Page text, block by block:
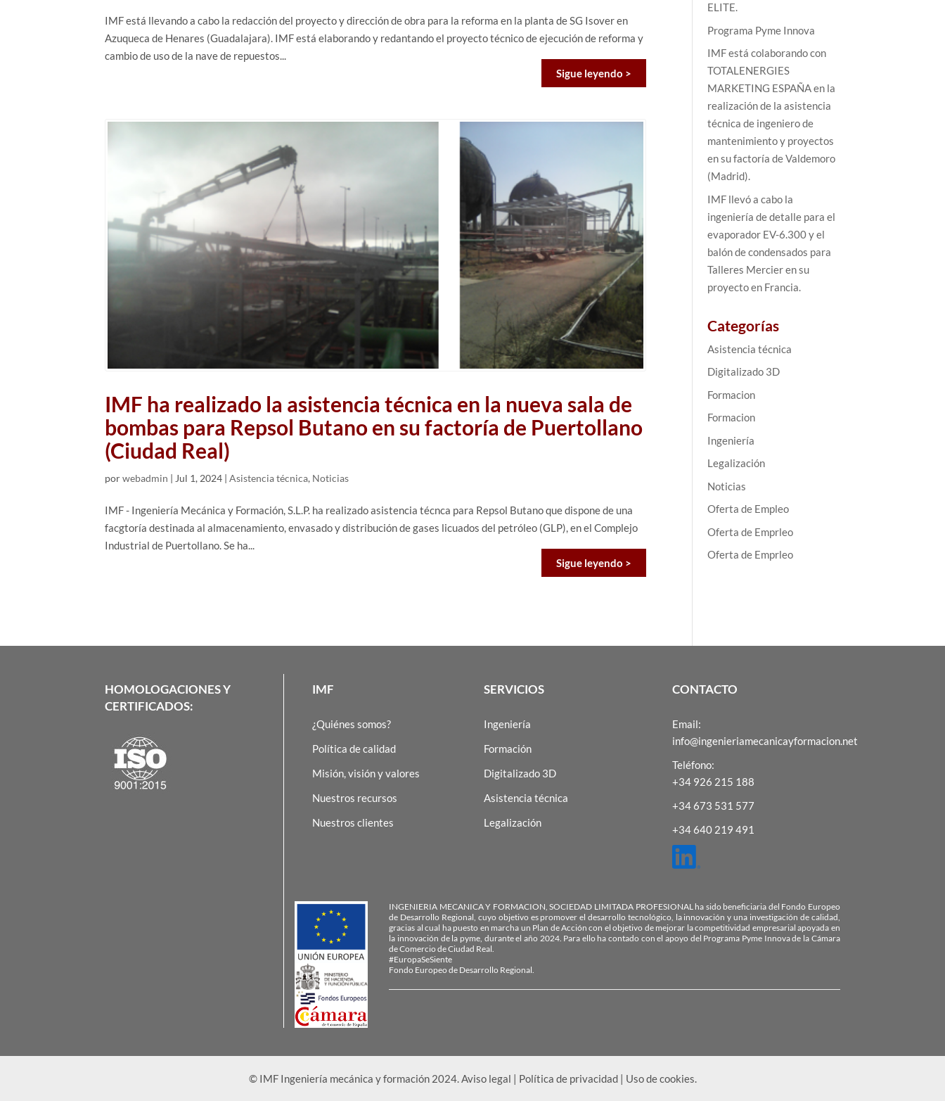
IMF está llevando a cabo la redacción del proyecto y dirección de obra para la reforma en la planta de SG Isover en
Azuqueca de Henares (Guadalajara). IMF está elaborando y redantando el proyecto técnico de ejecución de reforma y
cambio de uso de la nave de repuestos...
Sigue leyendo >
IMF ha realizado la asistencia técnica en la nueva sala de
bombas para Repsol Butano en su factoría de Puertollano
(Ciudad Real)
porwebadmin | Jul 1, 2024 |Asistencia técnica, Noticias
IMF - Ingeniería Mecánica y Formación, S.L.P. ha realizado asistencia técnca para Repsol Butano que dispone de una
facgtoría destinada al almacenamiento, envasado y distribución de gases licuados del petróleo (GLP), en el Complejo
Industrial de Puertollano. Se ha...
Sigue leyendo >
ELITE.
Programa Pyme Innova
IMF está colaborando con
TOTALENERGIES
MARKETING ESPAÑA en la
realización de la asistencia
técnica de ingeniero de
mantenimiento y proyectos
en su factoría de Valdemoro
(Madrid).
IMF llevó a cabo la
ingeniería de detalle para el
evaporador EV-6.300 y el
balón de condensados para
Talleres Mercier en su
proyecto en Francia.
Categorías
Asistencia técnica
Digitalizado 3D
Formacion
Formacion
Ingeniería
Legalización
Noticias
Oferta de Empleo
Oferta de Emprleo
Oferta de Emprleo
HOMOLOGACIONES Y
CERTIFICADOS:
IMF
¿Quiénes somos?
Política de calidad
Misión, visión y valores
Nuestros recursos
Nuestros clientes
SERVICIOS
Ingeniería
Formación
Digitalizado 3D
Asistencia técnica
Legalización
CONTACTO
Email:
info@ingenieriamecanicayformacion.net
Teléfono:
+34 926 215 188
+34 673 531 577
+34 640 219 491
INGENIERIA MECANICA Y FORMACION, SOCIEDAD LIMITADA PROFESIONAL ha sido beneficiaria del Fondo Europeo
de Desarrollo Regional, cuyo objetivo es promover el desarrollo tecnológico, la innovación y una investigación de calidad,
gracias al cual ha puesto en marcha un Plan de Acción con el objetivo de mejorar la competitividad empresarial apoyada en
la innovación de la pyme, durante el año 2024. Para ello ha contado con el apoyo del Programa Pyme Innova de la Cámara
de Comercio de Ciudad Real.
#EuropaSeSiente
Fondo Europeo de Desarrollo Regional.
© IMF Ingeniería mecánica y formación 2024.Aviso legal | Política de privacidad| Uso de cookies.